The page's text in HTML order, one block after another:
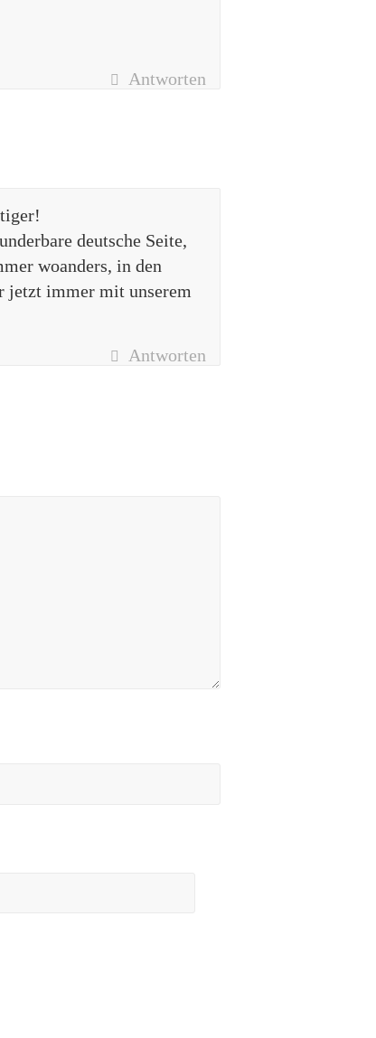
Antworten
deutsche Seite,
woanders, in den
jetzt immer mit unserem
Antworten